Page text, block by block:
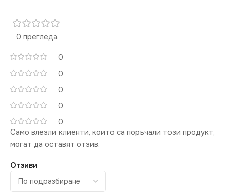
0 прегледа
0
0
0
0
0
Отзиви
Само влезли клиенти, които са поръчали този продукт,
могат да оставят отзив.